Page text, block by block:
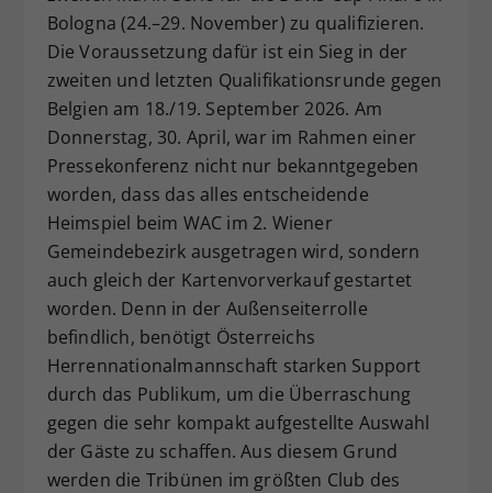
Bologna (24.–29. November) zu qualifizieren.
Die Voraussetzung dafür ist ein Sieg in der
zweiten und letzten Qualifikationsrunde gegen
Belgien am 18./19. September 2026. Am
Donnerstag, 30. April, war im Rahmen einer
Pressekonferenz nicht nur bekanntgegeben
worden, dass das alles entscheidende
Heimspiel beim WAC im 2. Wiener
Gemeindebezirk ausgetragen wird, sondern
auch gleich der Kartenvorverkauf gestartet
worden. Denn in der Außenseiterrolle
befindlich, benötigt Österreichs
Herrennationalmannschaft starken Support
durch das Publikum, um die Überraschung
gegen die sehr kompakt aufgestellte Auswahl
der Gäste zu schaffen. Aus diesem Grund
werden die Tribünen im größten Club des
Zweck
Dieser Wert speichert Ihre Consent-
Einstellungen. Unter anderem eine
zufällig generierte ID, für die
historische Speicherung Ihrer
vorgenommen Einstellungen, falls der
Webseiten-Betreiber dies eingestellt
hat.